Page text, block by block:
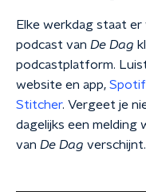
Elke werkdag staat
podcast van De Dag
podcastplatform.
website en app,
Stitcher. Vergeet je
dagelijks een melding
van De Dag verschijnt.